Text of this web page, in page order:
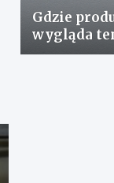
Gdzie
wygląda